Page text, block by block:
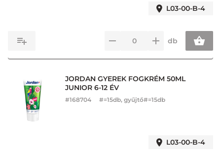
L03-00-B-4
db
JORDAN GYEREK FOGKRÉM 50ML
JUNIOR 6-12 ÉV
#168704 #=15db, gyűjtő#=15db
L03-00-B-4